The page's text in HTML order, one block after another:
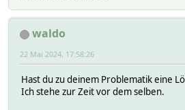
waldo
22 Mai 2024, 17:58:26
Hast du zu deinem Problematik eine
Ich stehe zur Zeit vor dem selben.